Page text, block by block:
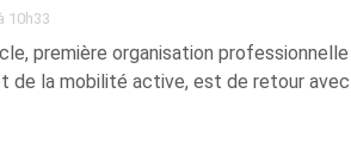
10h33
première organisation
de la mobilité active, est de retour